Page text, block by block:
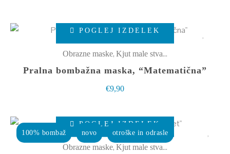
POGLEJ IZDELEK
Ta
več
izberete
na
Obrazne maske, Kjut male stvarce
Pralna bombažna maska, “Matematična”
€9,90
100% bombaž novo otroške in odrasle
POGLEJ IZDELEK
Ta
Obrazne maske, Kjut male stvarce